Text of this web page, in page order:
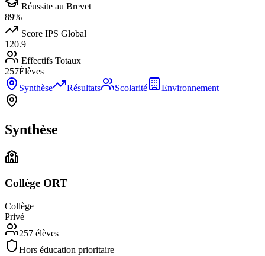
Réussite au Brevet
89%
Score IPS Global
120.9
Effectifs Totaux
257Élèves
Synthèse
Résultats Scolarité Environnement
Synthèse
Collège ORT
Collège
Privé
257 élèves
Hors éducation prioritaire